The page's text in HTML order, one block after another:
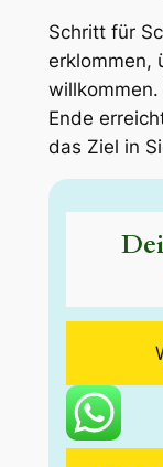
Schritt für
erklommen,
willkommen.
Ende
das Ziel in